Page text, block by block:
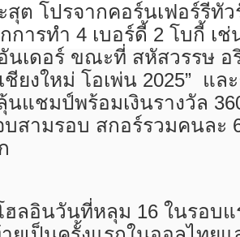
สุต โปรจากคอร์นเฟอร์รีทั
การทำ 4 เบอร์ดี้ 2 โบกี้ เ
นเดอร์ ขณะที่ สหัสวรรษ อ
ชียงใหม่ โอเพ่น 2025” แ
แชมป์พร้อมเงินรางวัล
บสามรอบ สกอร์รวมคนละ
ลอินวันที่หลุม 16 ในรอบแ